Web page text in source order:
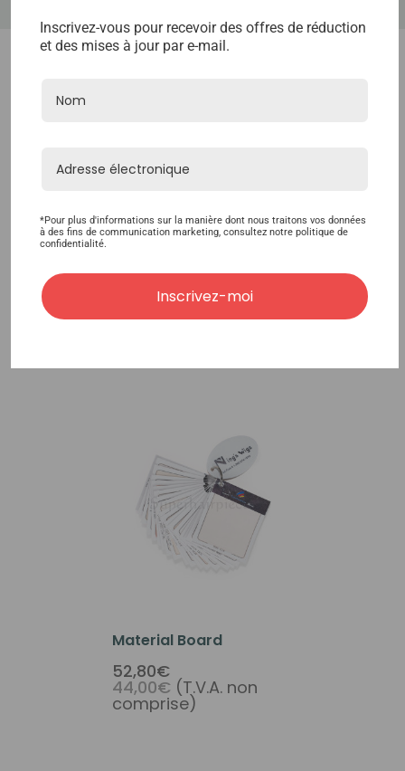
< >
Material Board
52,80€
44,00€ (T.V.A. non
comprise)
Inscrivez-vous pour recevoir des offres de réduction
et des mises à jour par e-mail.
*Pour plus d'informations sur la manière dont nous traitons vos données
à des fins de communication marketing, consultez notre politique de
confidentialité.
Inscrivez-moi